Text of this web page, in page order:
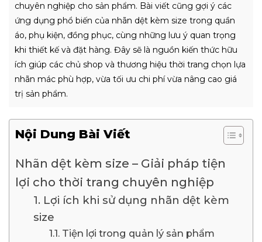
chuyên nghiệp cho sản phẩm. Bài viết cũng gợi ý các
ứng dụng phổ biến của nhãn dệt kèm size trong quần
áo, phụ kiện, đồng phục, cùng những lưu ý quan trọng
khi thiết kế và đặt hàng. Đây sẽ là nguồn kiến thức hữu
ích giúp các chủ shop và thương hiệu thời trang chọn lựa
nhãn mác phù hợp, vừa tối ưu chi phí vừa nâng cao giá
trị sản phẩm.
Nội Dung Bài Viết
Nhãn dệt kèm size – Giải pháp tiện
lợi cho thời trang chuyên nghiệp
1. Lợi ích khi sử dụng nhãn dệt kèm
size
1.1. Tiện lợi trong quản lý sản phẩm